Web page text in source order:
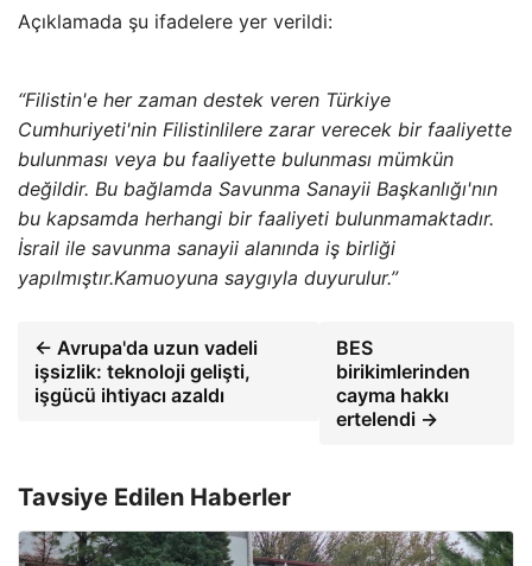
Açıklamada şu ifadelere yer verildi:
“Filistin'e her zaman destek veren Türkiye
Cumhuriyeti'nin Filistinlilere zarar verecek bir faaliyette
bulunması veya bu faaliyette bulunması mümkün
değildir. Bu bağlamda Savunma Sanayii Başkanlığı'nın
bu kapsamda herhangi bir faaliyeti bulunmamaktadır.
İsrail ile savunma sanayii alanında iş birliği
yapılmıştır.Kamuoyuna saygıyla duyurulur.”
← Avrupa'da uzun vadeli
işsizlik: teknoloji gelişti,
işgücü ihtiyacı azaldı
BES
birikimlerinden
cayma hakkı
ertelendi →
Tavsiye Edilen Haberler